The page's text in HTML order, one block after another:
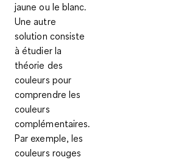
jaune ou le blanc.
Une autre
solution consiste
à étudier la
théorie des
couleurs pour
comprendre les
couleurs
complémentaires.
Par exemple, les
couleurs rouges